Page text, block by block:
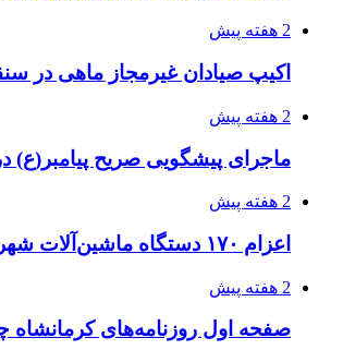
2 هفته پیش
اکیپ صیادان غیرمجاز ماهی در
2 هفته پیش
ماجرای پیشگویی صریح پیامبر(ع)
2 هفته پیش
اعزام ۱۷۰ دستگاه ماشین‌آلات شهرداری تهران برای مراسم اربعین
2 هفته پیش
صفحه اول روزنامه‌های کرمانشاه